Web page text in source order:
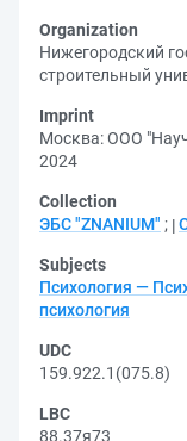
Organization
Нижегородский
строительный
Imprint
Москва: ООО
2024
Collection
ЭБС "ZNANIUM" ;
Subjects
Психология —
психология
UDC
159.922.1(075.8)
LBC
88.37я73